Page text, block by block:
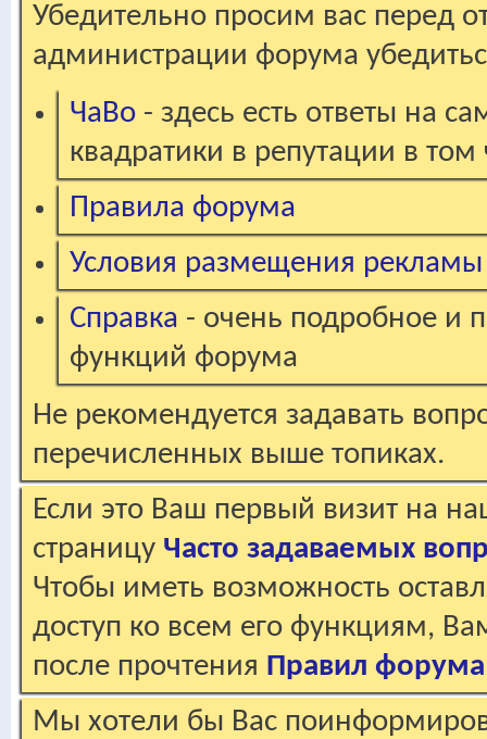
Убедительно просим вас перед
администрации форума
ЧаВо - здесь есть ответы на
квадратики в репутации в том
Правила форума
Условия размещения
Справка - очень подробное и
функций форума
Не рекомендуется задавать
перечисленных выше топиках.
Если это Ваш первый визит на
страницу Часто задаваемых
Чтобы иметь возможность
доступ ко всем его функциям,
после прочтения Правил форума
Мы хотели бы Вас